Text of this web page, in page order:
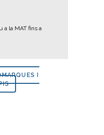
a la MAT fins a
I